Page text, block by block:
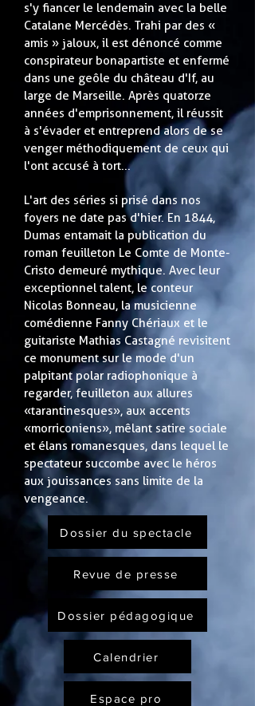
s'y fiancer le lendemain avec la belle
Catalane Mercédès. Trahi par des «
amis » jaloux, il est dénoncé comme
conspirateur bonapartiste et enfermé
dans une geôle du château d'If, au
large de Marseille. Après quatorze
années d'emprisonnement, il réussit
à s'évader et entreprend alors de se
venger méthodiquement de ceux qui
l'ont accusé à tort...
L'art des séries si prisé dans nos
foyers ne date pas d'hier. En 1844,
Dumas entamait la publication du
roman feuilleton Le Comte de Monte-
Cristo demeuré mythique. Avec leur
exceptionnel talent, le conteur
Nicolas Bonneau, la musicienne
comédienne Fanny Chériaux et le
guitariste Mathias Castagné revisitent
ce monument sur le mode d'un
palpitant polar radiophonique à
regarder, feuilleton aux allures
«tarantinesques», aux accents
«morriconiens», mêlant satire sociale
et élans romanesques, dans lequel le
spectateur succombe avec le héros
aux jouissances sans limite de la
vengeance.
Dossier du spectacle
Revue de presse
Dossier pédagogique
Calendrier
Espace pro